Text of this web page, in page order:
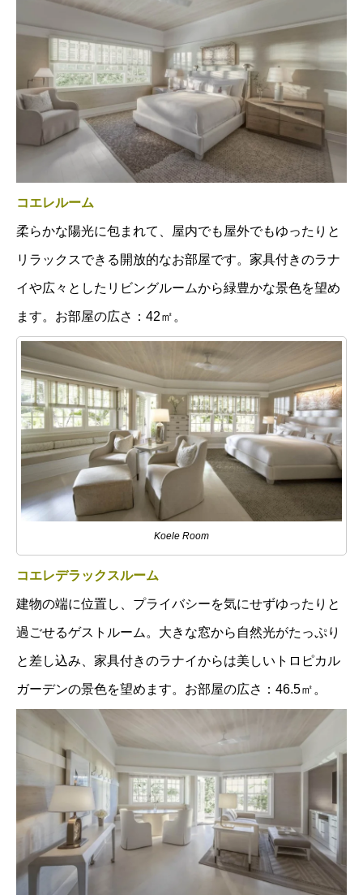
コエレルーム
柔らかな陽光に包まれて、屋内でも屋外でもゆったりと
リラックスできる開放的なお部屋です。家具付きのラナ
イや広々としたリビングルームから緑豊かな景色を望め
ます。お部屋の広さ：42㎡。
Koele Room
コエレデラックスルーム
建物の端に位置し、プライバシーを気にせずゆったりと
過ごせるゲストルーム。大きな窓から自然光がたっぷり
と差し込み、家具付きのラナイからは美しいトロピカル
ガーデンの景色を望めます。お部屋の広さ：46.5㎡。